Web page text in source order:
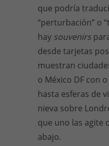
que podría
“perturbación” o
hay souvenirs
desde tarjetas
muestran
o México DF con
hasta esferas de
nieva sobre
que uno las agite
abajo.